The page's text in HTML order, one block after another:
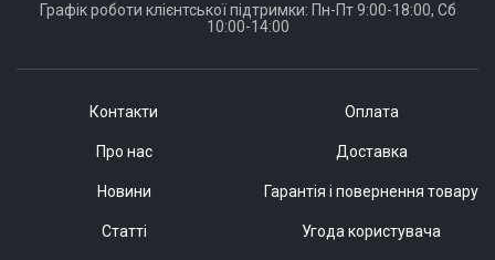
Контакти
Про нас
Новини
Статті
Оплата
Доставка
Гарантія і повернення товару
Угода користувача
Графік роботи клієнтської підтримки: Пн-Пт 9:00-18:00, Сб
10:00-14:00